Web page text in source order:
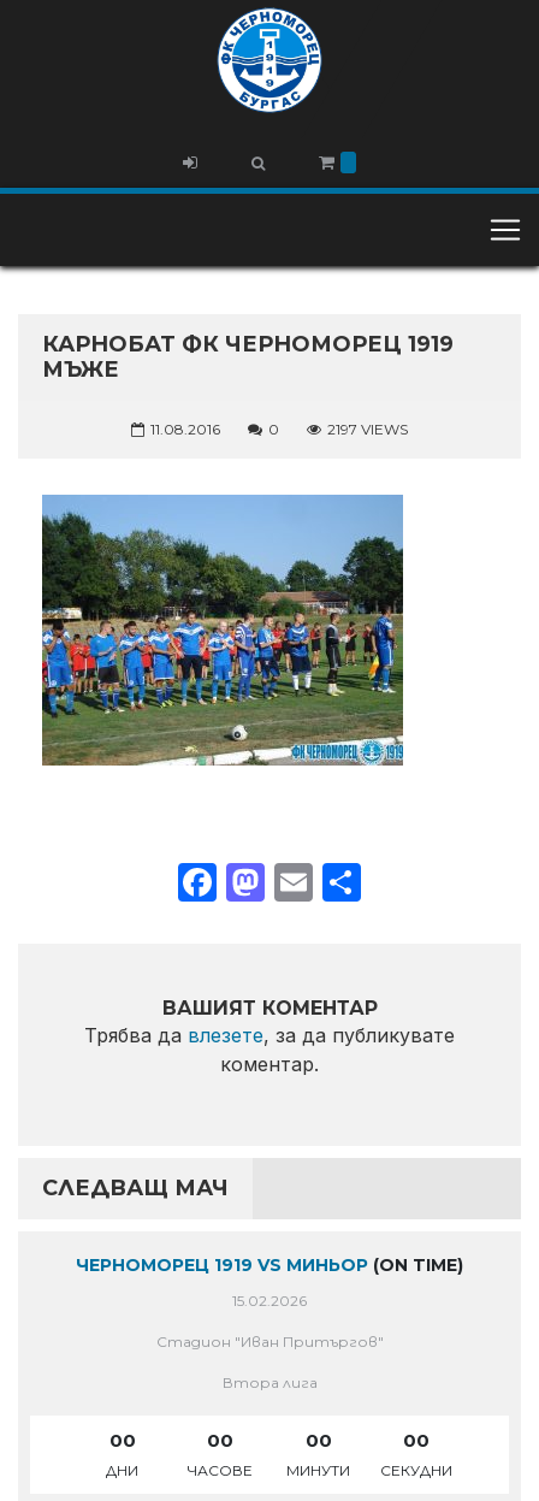
КАРНОБАТ ФК ЧЕРНОМОРЕЦ 1919
МЪЖЕ
11.08.2016 0 2197 VIEWS
Facebook
Mastodon
Email
ВАШИЯТ КОМЕНТАР
Трябва да влезете, за да публикувате
коментар.
СЛЕДВАЩ МАЧ
ЧЕРНОМОРЕЦ 1919 VS МИНЬОР (ON TIME)
15.02.2026
Стадион "Иван Притъргов"
Втора лига
00
ДНИ
00
ЧАСОВЕ
00
МИНУТИ
00
СЕКУДНИ